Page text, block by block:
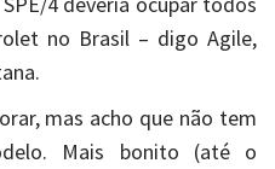
no Brasil – digo Agile,
mas acho que não tem
Mais bonito (até o